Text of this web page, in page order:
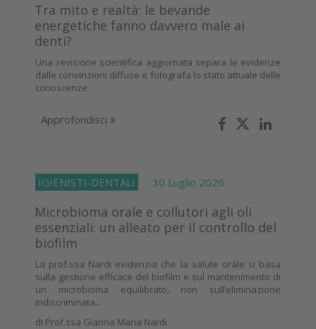
Tra mito e realtà: le bevande
energetiche fanno davvero male ai
denti?
Una revisione scientifica aggiornata separa le evidenze
dalle convinzioni diffuse e fotografa lo stato attuale delle
conoscenze
Approfondisci
IGIENISTI-DENTALI 30 Luglio 2026
Microbioma orale e collutori agli oli
essenziali: un alleato per il controllo del
biofilm
La prof.ssa Nardi evidenzia che la salute orale si basa
sulla gestione efficace del biofilm e sul mantenimento di
un microbioma equilibrato, non sull’eliminazione
indiscriminata...
di Prof.ssa Gianna Maria Nardi